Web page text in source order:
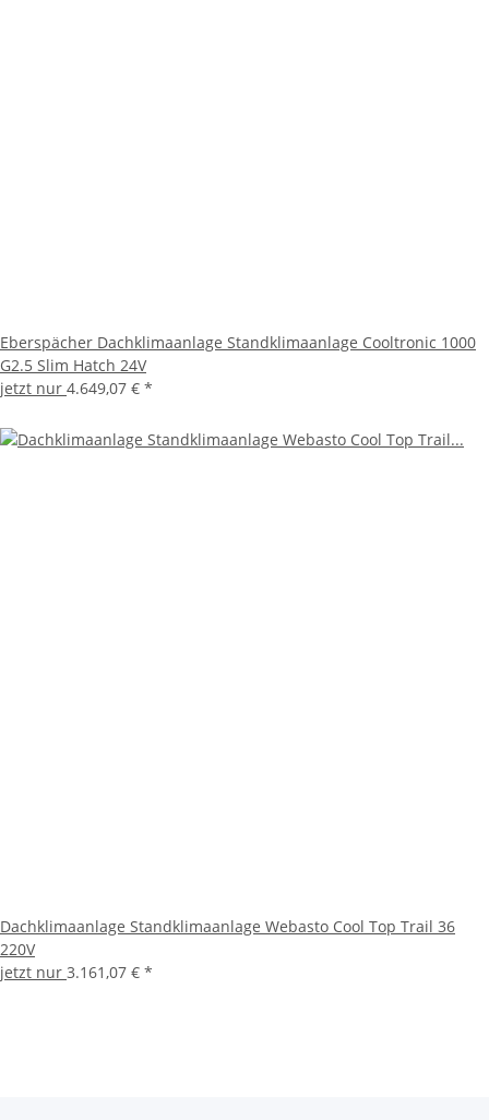
Eberspächer Dachklimaanlage Standklimaanlage Cooltronic 1000
G2.5 Slim Hatch 24V
jetzt nur 4.649,07 € *
Dachklimaanlage Standklimaanlage Webasto Cool Top Trail 36
220V
jetzt nur 3.161,07 € *